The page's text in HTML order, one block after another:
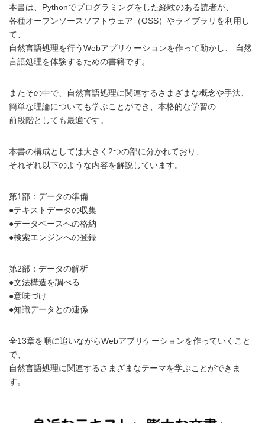
本書は、Pythonでプログラミングをした経験のある読者が、
各種オープンソースソフトウェア（OSS）やライブラリを利用し
て、
自然言語処理を行うWebアプリケーションを作って動かし、 自然
言語処理を体験するための書籍です。
またその中で、自然言語処理に関連するさまざまな概念や手法、
簡単な理論についても学ぶことができ、本格的な学習の
前段階としても最適です。
本書の構成としては大きく2つの部に分かれており、
それぞれ以下のような内容を解説しています。
第1部：データの準備
●テキストデータの収集
●データベースへの格納
●検索エンジンへの登録
第2部：データの解析
●文法構造を調べる
●意味づけ
●知識データとの連係
全13章を順に追いながらWebアプリケーションを作っていくこと
で、
自然言語処理に関連するさまざまなテーマを学ぶことができま
す。